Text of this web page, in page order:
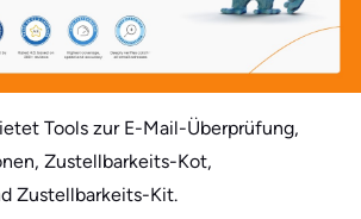
Tools zur E-Mail-Überprüfung,
Zustellbarkeits-Kot,
Zustellbarkeits-Kit.